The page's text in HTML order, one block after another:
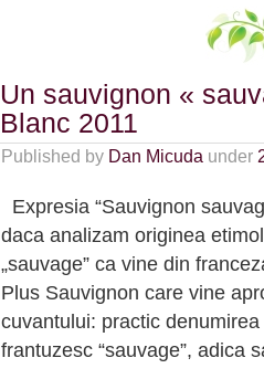
Un sauvignon «
Blanc 2011
Published by Dan Micuda under
Expresia “Sauvignon
daca analizam originea
„sauvage” ca vine din
Plus Sauvignon care vine
cuvantului: practic
frantuzesc “sauvage”, adica